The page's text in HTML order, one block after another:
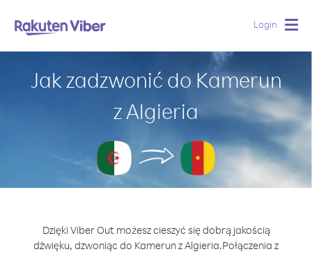
Login
Jak zadzwonić do Kamerun
z Algieria
Dzięki Viber Out możesz cieszyć się dobrą jakością
dźwięku, dzwoniąc do Kamerun z Algieria.Połączenia z